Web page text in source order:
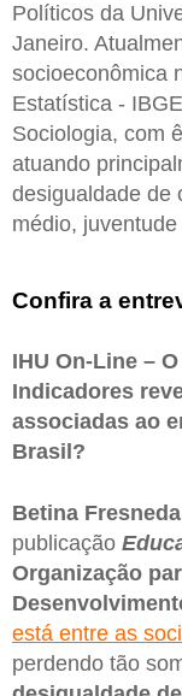
Políticos da
Janeiro.
socioeconômica
Estatística -
Sociologia, com
atuando
desigualdade de
médio,
Confira a
IHU On-Line –
Indicadores
associadas ao
Brasil?
Betina
publicação
Organização
está entre as
perdendo tão